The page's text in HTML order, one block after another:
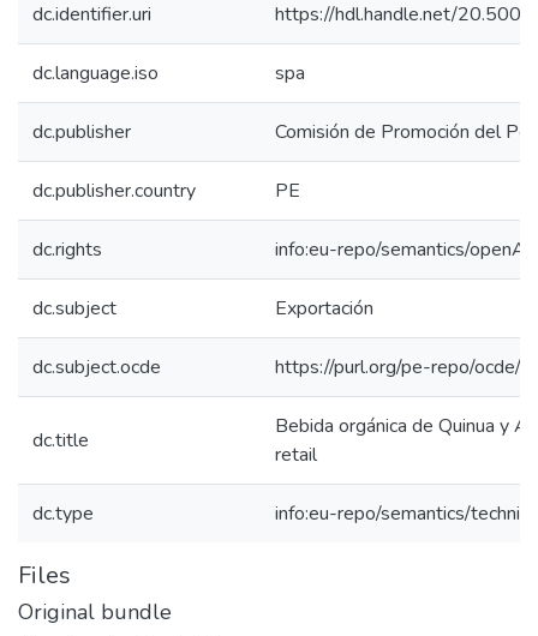
dc.identifier.uri https://hdl.handle.net/
dc.language.iso spa
dc.publisher Comisión de Promoción del
dc.publisher.country PE
dc.rights info:eu-repo/semantics/
dc.subject Exportación
dc.subject.ocde https://purl.org/pe-repo/ocde/
dc.title
Bebida orgánica de Quinua y
retail
dc.type info:eu-repo/semantics/
Files
Original bundle